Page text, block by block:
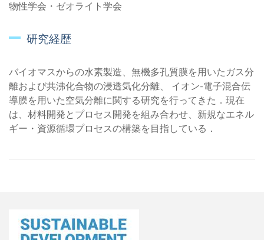
物性学会・ゼオライト学会
研究経歴
バイオマスからの水素製造、無機多孔質膜を用いたガス分
離および共沸化合物の浸透気化分離、 イオン-電子混合伝
導膜を用いた空気分離に関する研究を行ってきた．現在
は、材料開発とプロセス開発を組み合わせ、新規なエネル
ギー・資源循環プロセスの構築を目指している．